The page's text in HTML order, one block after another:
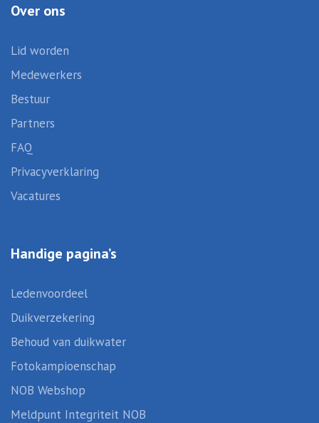
Over ons
Lid worden
Medewerkers
Bestuur
Partners
FAQ
Privacyverklaring
Vacatures
Handige pagina’s
Ledenvoordeel
Duikverzekering
Behoud van duikwater
Fotokampioenschap
NOB Webshop
Meldpunt Integriteit NOB